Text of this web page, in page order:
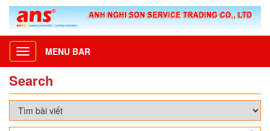
Toggle
navigation
MENU BAR
Search